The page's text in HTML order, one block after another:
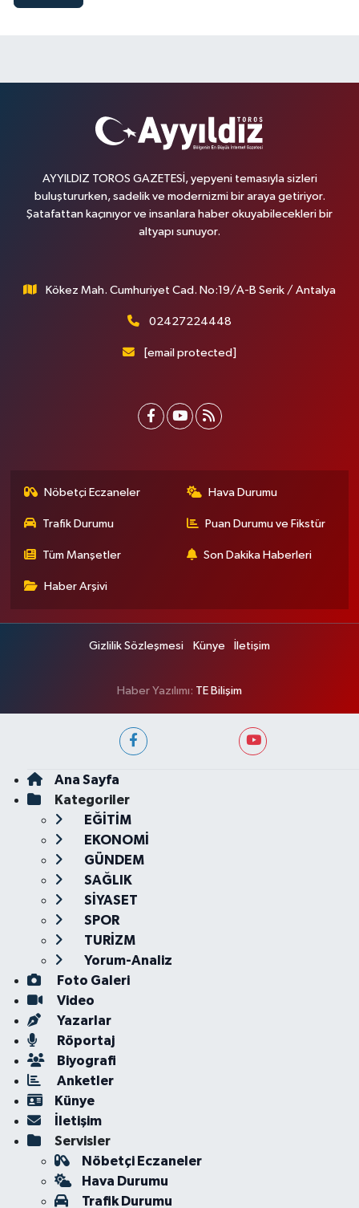
AYYILDIZ TOROS GAZETESİ, yepyeni temasıyla sizleri
buluştururken, sadelik ve modernizmi bir araya getiriyor.
Şatafattan kaçınıyor ve insanlara haber okuyabilecekleri bir
altyapı sunuyor.
Kökez Mah. Cumhuriyet Cad. No:19/A-B Serik / Antalya
02427224448
[email protected]
Nöbetçi Eczaneler Hava Durumu
Trafik Durumu Puan Durumu ve Fikstür
Tüm Manşetler Son Dakika Haberleri
Haber Arşivi
Gizlilik Sözleşmesi Künye İletişim
Haber Yazılımı: TE Bilişim
Ana Sayfa
Kategoriler
EĞİTİM
EKONOMİ
GÜNDEM
SAĞLIK
SİYASET
SPOR
TURİZM
Yorum-Analiz
Foto Galeri
Video
Yazarlar
Röportaj
Biyografi
Anketler
Künye
İletişim
Servisler
Nöbetçi Eczaneler
Hava Durumu
Trafik Durumu